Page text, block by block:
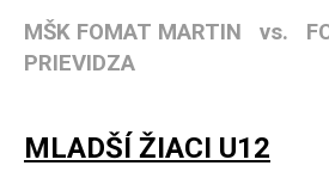
MŠK FOMAT MARTIN vs.
PRIEVIDZA
MLADŠÍ ŽIACI U12